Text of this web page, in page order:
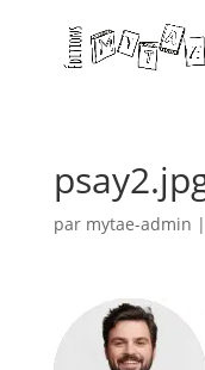
par mytae-admin |